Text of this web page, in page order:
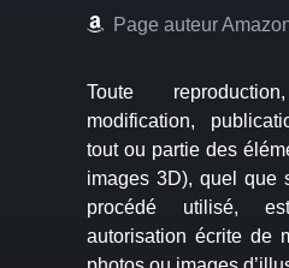
Page auteur
Toute
modification,
tout ou partie des
images 3D), quel que
procédé utilisé,
autorisation écrite de